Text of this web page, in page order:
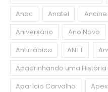
Anac
Anatel Ancine
Aniversário
Ano Novo
Antirrábica
ANTT
Apadrinhando uma História
Aparício Carvalho